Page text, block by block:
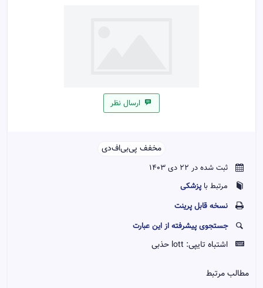
ارسال نظر
مخفف پی‌بی‌اف‌دی‌‌
ثبت شده در 22 دی 1403
مرتبط باپزشکی
نسخه قابل پرينت
جستجوی پیشرفته از این عبارت
اشتباه تایپی: lott حذبی
مطالب مرتبط